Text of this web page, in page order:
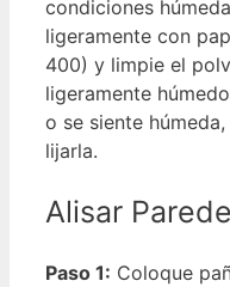
condiciones
ligeramente con
400) y limpie el
ligeramente
o se siente
lijarla.
Alisar
Paso 1: Coloque